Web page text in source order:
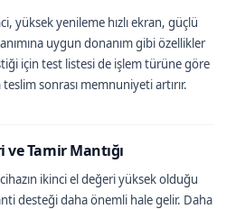
yüksek yenileme hızlı ekran, güçlü
uygun donanım gibi özellikler
için test listesi de işlem türüne göre
sonrası memnuniyeti artırır.
ve Tamir Mantığı
ikinci el değeri yüksek olduğu
desteği daha önemli hale gelir. Daha